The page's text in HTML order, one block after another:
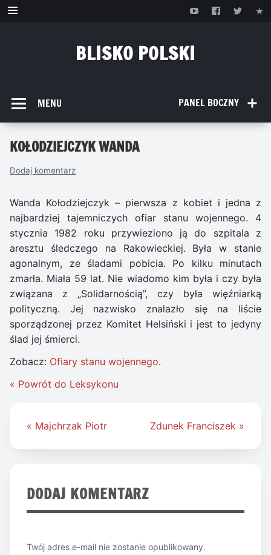
Przejdź
BLISKO POLSKI
PANEL BOCZNY
MENU
KOŁODZIEJCZYK WANDA
Dodaj komentarz
Wanda Kołodziejczyk – pierwsza z kobiet i jedna z
najbardziej tajemniczych ofiar stanu wojennego. 4
stycznia 1982 roku przywieziono ją do szpitala z
aresztu śledczego na Rakowieckiej. Była w stanie
agonalnym, ze śladami pobicia. Po kilku minutach
zmarła. Miała 59 lat. Nie wiadomo kim była i czy była
związana z „Solidarnością”, czy była więźniarką
polityczną. Jej nazwisko znalazło się na liście
sporządzonej przez Komitet Helsiński i jest to jedyny
ślad jej śmierci.
Zobacz: Ofiary stanu wojennego.
« Powrót do Leksykonu
Nawigacja
« Majchrzak Piotr Zdunek Franciszek »
DODAJ KOMENTARZ
Twój adres e-mail nie zostanie opublikowany.